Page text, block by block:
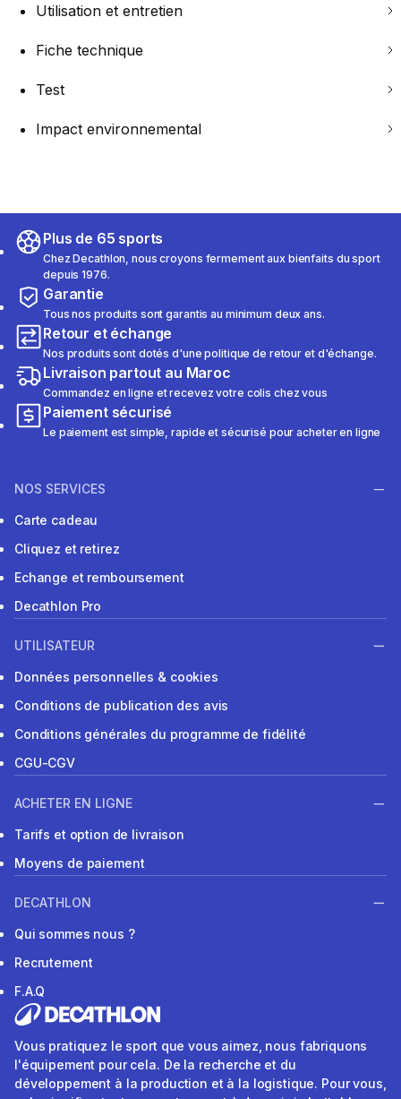
Utilisation et entretien
Fiche technique
Test
Impact environnemental
Plus de 65 sports
Chez Decathlon, nous croyons fermement aux bienfaits du sport
depuis 1976.
Garantie
Tous nos produits sont garantis au minimum deux ans.
Retour et échange
Nos produits sont dotés d'une politique de retour et d'échange.
Livraison partout au Maroc
Commandez en ligne et recevez votre colis chez vous
Paiement sécurisé
Le paiement est simple, rapide et sécurisé pour acheter en ligne
NOS SERVICES
Carte cadeau
Cliquez et retirez
Echange et remboursement
Decathlon Pro
UTILISATEUR
Données personnelles & cookies
Conditions de publication des avis
Conditions générales du programme de fidélité
CGU-CGV
ACHETER EN LIGNE
Tarifs et option de livraison
Moyens de paiement
DECATHLON
Qui sommes nous ?
Recrutement
F.A.Q
Vous pratiquez le sport que vous aimez, nous fabriquons
l'équipement pour cela. De la recherche et du
développement à la production et à la logistique. Pour vous,